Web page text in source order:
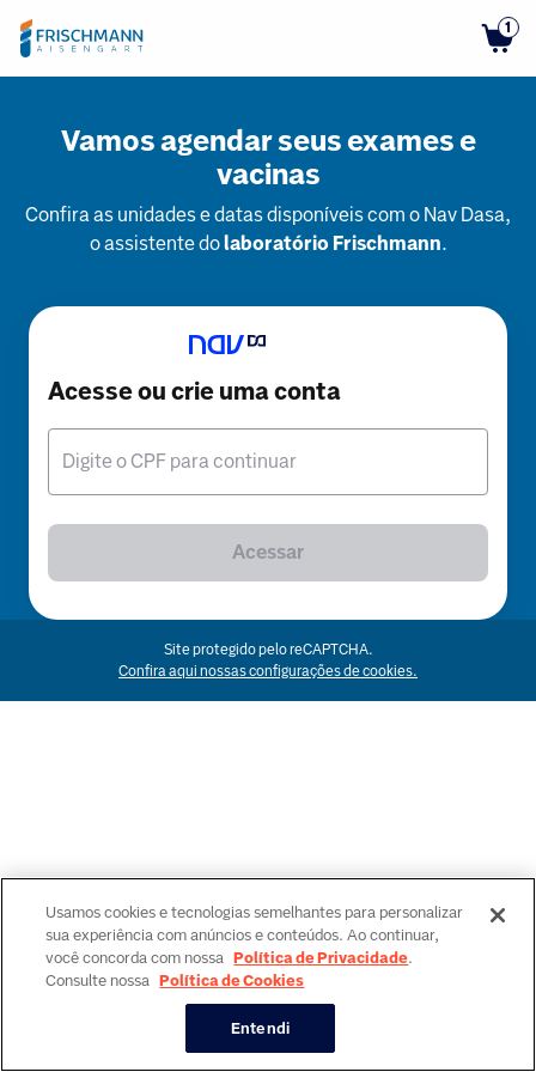
1
Vamos agendar seus exames e
vacinas
Confira as unidades e datas disponíveis com o Nav Dasa,
o assistente dolaboratório Frischmann.
Acesse ou crie uma conta
Digite o CPF para continuar
Acessar
Site protegido pelo reCAPTCHA.
Confira aqui nossas configurações de cookies.
Usamos cookies e tecnologias semelhantes para personalizar
sua experiência com anúncios e conteúdos. Ao continuar,
você concorda com nossa Política de Privacidade.
Consulte nossa Política de Cookies
Entendi